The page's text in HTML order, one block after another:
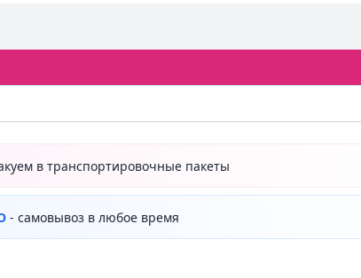
в транспортировочные пакеты
- самовывоз в любое время